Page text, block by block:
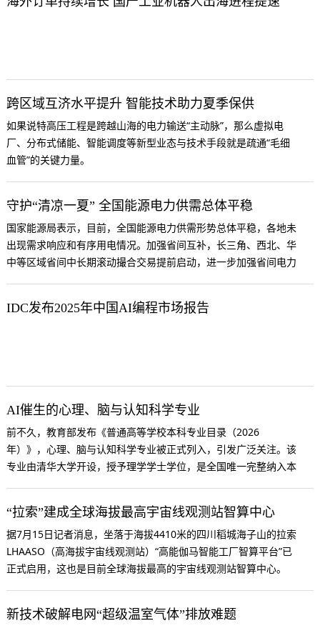
跨区域互济水平提升 智能技术助力夏季保供
如果说特高压工程是跨越山海的电力输送“主动脉”，那么虚拟电
厂、分布式储能、智能调度等新型业态与技术手段就是疏通“毛细
血管”的关键力量。
守护“清凉一夏” 全国能源电力供需总体平稳
国家能源局表示，目前，全国能源电力供需形势总体平稳，各地未
出现需求响应和有序用电情况。加强省间互补，长三角、西北、华
中等区域省间中长期滚动撮合交易提前启动，进一步加强省间电力
IDC发布2025年中国AI编程市场报告
AI催生的心理、脑与认知科学专业
前不久，教育部发布《普通高等学校本科专业目录（2026
年）》，心理、脑与认知科学专业被正式列入，引发广泛关注。该
专业由清华大学开设，授予理学学士学位，是全国唯一完整纳入本
“拉索”建成全球海拔最高宇宙线观测站智算中心
据7月15日记者消息，坐落于海拔4410米的四川稻城海子山的拉索
LHAASO（高海拔宇宙线观测站）“高能伽马智能工厂智算平台”已
正式启用，这也是目前全球海拔最高的宇宙线观测站智算中心。
新技术破解电网“超级温室气体”排放难题